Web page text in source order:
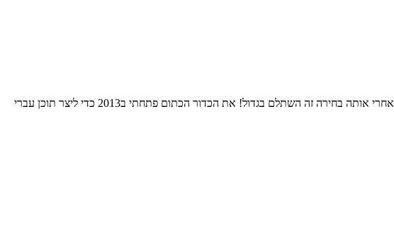
התחלתי את הרומן שלי עם הNBA אי שם בסוף שנות השמונים. בחרתי לאהוד את גולדן סטייט כי רציתי להיות מיוחד. 24 שנות סבל אחרי אותה בחירה זה השתלם בגדול! את הכדור הכתום פתחתי ב2013 כדי ליצר תוכן עברי